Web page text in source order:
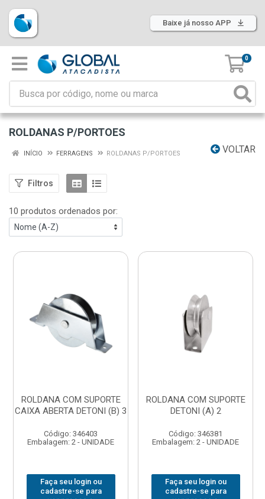
Baixe já nosso APP
0
ROLDANAS P/PORTOES
VOLTAR
INÍCIO FERRAGENS ROLDANAS P/PORTOES
Filtros
10 produtos ordenados por:
ROLDANA COM SUPORTE
CAIXA ABERTA DETONI (B) 3
Código: 346403
Embalagem: 2 - UNIDADE
Faça seu login ou
cadastre-se para
ROLDANA COM SUPORTE
DETONI (A) 2
Código: 346381
Embalagem: 2 - UNIDADE
Faça seu login ou
cadastre-se para